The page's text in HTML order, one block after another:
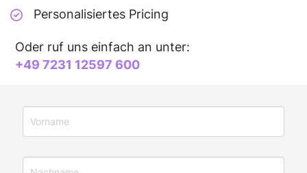
Personalisiertes Pricing
Oder ruf uns einfach an unter:
+49 7231 12597 600